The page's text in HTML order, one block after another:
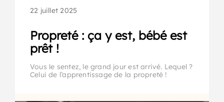
22 juillet 2025
Propreté : ça y est, bébé est
prêt !
Vous le sentez, le grand jour est arrivé. Lequel ?
Celui de l’apprentissage de la propreté !